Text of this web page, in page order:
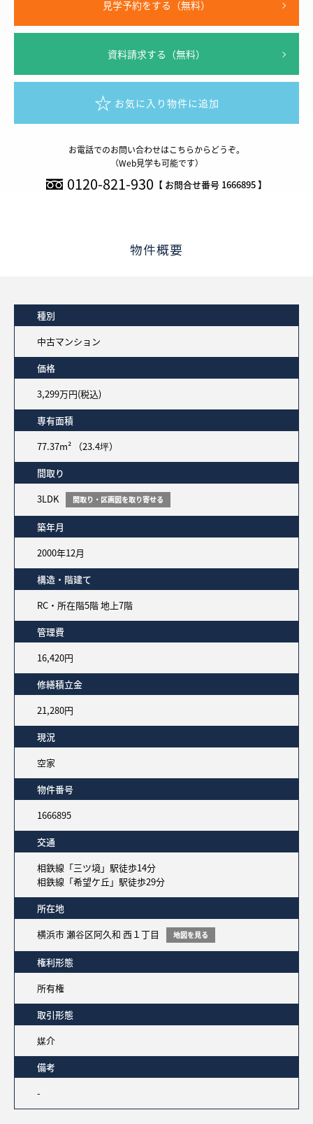
見学予約をする（無料）
資料請求する（無料）
お気に入り物件に追加
お電話でのお問い合わせはこちらからどうぞ。
（Web見学も可能です）
0120-821-930 【 お問合せ番号 1666895 】
物件概要
種別
中古マンション
価格
3,299万円(税込)
専有面積
77.37m² （23.4坪）
間取り
3LDK
間取り・区画図を取り寄せる
築年月
2000年12月
構造・階建て
RC・所在階5階 地上7階
管理費
16,420円
修繕積立金
21,280円
現況
空家
物件番号
1666895
交通
相鉄線「三ツ境」駅徒歩14分
相鉄線「希望ケ丘」駅徒歩29分
所在地
横浜市 瀬谷区阿久和 西１丁目
地図を見る
権利形態
所有権
取引形態
媒介
備考
-